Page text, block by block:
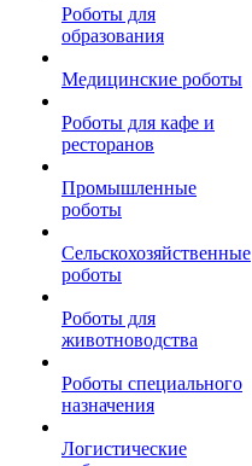
Роботы для
образования
Медицинские роботы
Роботы для кафе и
ресторанов
Промышленные
роботы
Сельскохозяйственные
роботы
Роботы для
животноводства
Роботы специального
назначения
Логистические